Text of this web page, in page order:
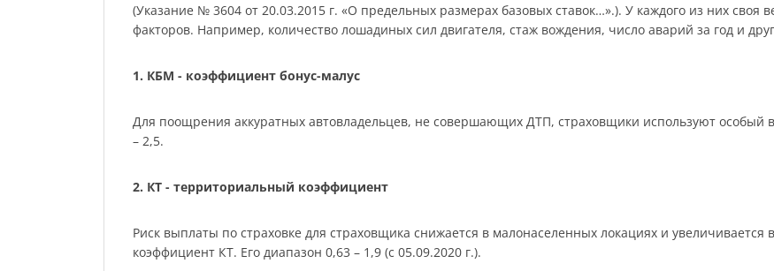
(Указание № 3604 от 20.03.2015 г. «О предельных размерах базовых ставок…».). У каждого из них своя
факторов. Например, количество лошадиных сил двигателя, стаж вождения, число аварий за год и
1. КБМ - коэффициент бонус-малус
Для поощрения аккуратных автовладельцев, не совершающих ДТП, страховщики используют особый
– 2,5.
2. КТ - территориальный коэффициент
Риск выплаты по страховке для страховщика снижается в малонаселенных локациях и увеличивается
коэффициент КТ. Его диапазон 0,63 – 1,9 (с 05.09.2020 г.).